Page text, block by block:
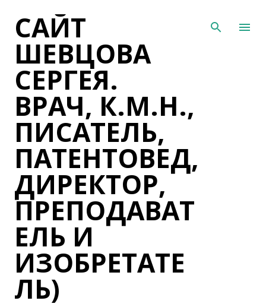
САЙТ
ШЕВЦОВА
СЕРГЕЯ.
ВРАЧ, К.М.Н.,
ПИСАТЕЛЬ,
ПАТЕНТОВЕД,
ДИРЕКТОР,
ПРЕПОДАВАТ
ЕЛЬ И
ИЗОБРЕТАТЕ
ЛЬ)